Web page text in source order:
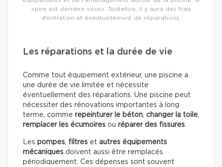
«pire est derrière vous». Toutefois, il y aura des frais
d’entretien et éventuellement de réparations.
Les réparations et la durée de vie
Comme tout équipement extérieur, une piscine a
une durée de vie limitée et nécessite
éventuellement des réparations. Une piscine peut
nécessiter des rénovations importantes à long
terme, comme repeinturer le béton changer la toile
remplacer les écumoires ou réparer des fissures
Les pompes filtres et autres équipements
mécaniques doivent aussi être remplacés
périodiquement. Ces dépenses sont souvent